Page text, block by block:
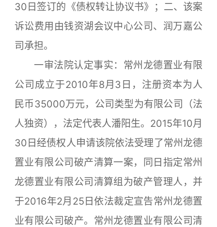
30日签订的《债权转让协议书》；二、该案
诉讼费用由钱资湖会议中心公司、润万嘉公
司承担。
一审法院认定事实：常州龙德置业有限
公司成立于2010年8月3日，注册资本为人
民币35000万元，公司类型为有限公司（法
人独资），法定代表人潘阳生。2015年10月
30日经债权人申请该院依法受理了常州龙德
置业有限公司破产清算一案，同日指定常州
龙德置业有限公司清算组为破产管理人，并
于2016年2月25日依法裁定宣告常州龙德置
业有限公司破产。常州龙德置业有限公司清